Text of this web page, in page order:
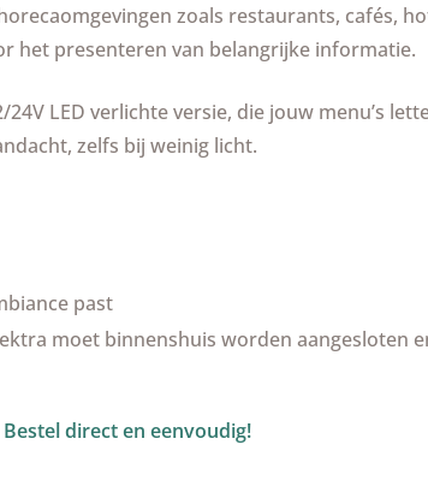
zoals restaurants, cafés,
het presenteren van belangrijke informatie.
LED verlichte versie, die jouw menu’s
zelfs bij weinig licht.
past
moet binnenshuis worden aangesloten
Bestel direct en eenvoudig!